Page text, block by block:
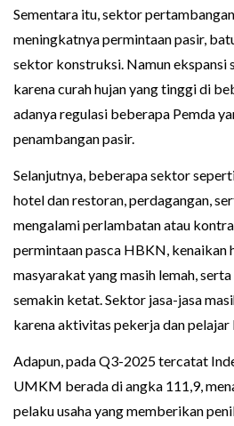
Sementara itu, sektor
meningkatnya permintaan pasir,
sektor konstruksi. Namun ekspansi
karena curah hujan yang tinggi di
adanya regulasi beberapa Pemda
penambangan pasir.
Selanjutnya, beberapa sektor
hotel dan restoran, perdagangan,
mengalami perlambatan atau
permintaan pasca HBKN, kenaikan
masyarakat yang masih lemah,
semakin ketat. Sektor jasa-jasa
karena aktivitas pekerja dan
Adapun, pada Q3-2025 tercatat
UMKM berada di angka 111,9,
pelaku usaha yang memberikan